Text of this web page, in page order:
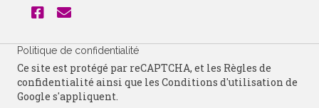
Politique de confidentialité
Ce site est protégé par reCAPTCHA, et les Règles de
confidentialité ainsi que les Conditions d'utilisation de
Google s'appliquent.